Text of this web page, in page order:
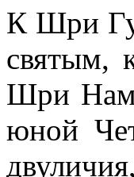
К Шри
святым,
Шри
юной